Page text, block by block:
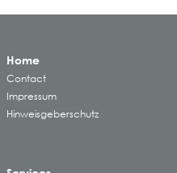
Home
Contact
Impressum
Hinweisgeberschutz